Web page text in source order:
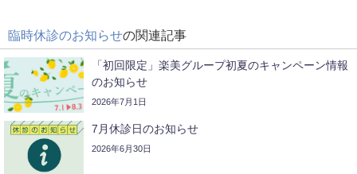
臨時休診のお知らせの関連記事
「初回限定」楽美グループ初夏のキャンペーン情報
のお知らせ
2026年7月1日
7月休診日のお知らせ
2026年6月30日